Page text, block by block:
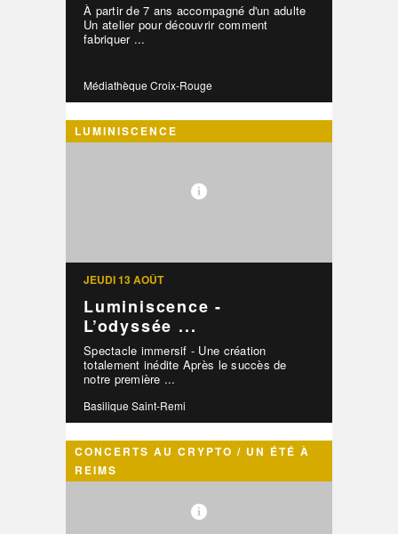
À partir de 7 ans accompagné d'un adulte
Un atelier pour découvrir comment
fabriquer ...
Médiathèque Croix-Rouge
LUMINISCENCE
JEUDI 13 AOÛT
Luminiscence -
L’odyssée ...
Spectacle immersif - Une création
totalement inédite Après le succès de
notre première ...
Basilique Saint-Remi
CONCERTS AU CRYPTO / UN ÉTÉ À
REIMS